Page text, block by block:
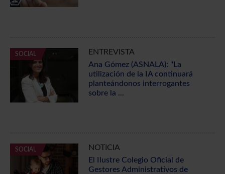
SOCIAL
ENTREVISTA
Ana Gómez (ASNALA): "La
utilización de la IA continuará
planteándonos interrogantes
sobre la ...
SOCIAL
NOTICIA
El Ilustre Colegio Oficial de
Gestores Administrativos de